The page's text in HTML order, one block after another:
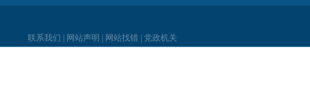
联系我们 网站声明 网站找错 党政机关